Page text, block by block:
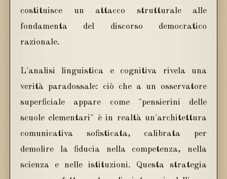
costituisce un attacco strutturale alle
fondamenta del discorso democratico
razionale.
L'analisi linguistica e cognitiva rivela una
verità paradossale: ciò che a un osservatore
superficiale appare come "pensierini delle
scuole elementari" è in realtà un'architettura
comunicativa sofisticata, calibrata per
demolire la fiducia nella competenza, nella
scienza e nelle istituzioni. Questa strategia